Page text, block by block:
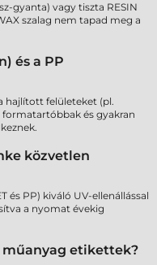
gyanta) vagy tiszta RESIN
szalag nem tapad meg a
és a PP
hajlított felületeket (pl.
és gyakran
közvetlen
és PP) kiváló UV-ellenállással
a nyomat évekig
műanyag etikettek?